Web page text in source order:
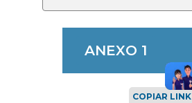
ANEXO 1
COPIAR LINK